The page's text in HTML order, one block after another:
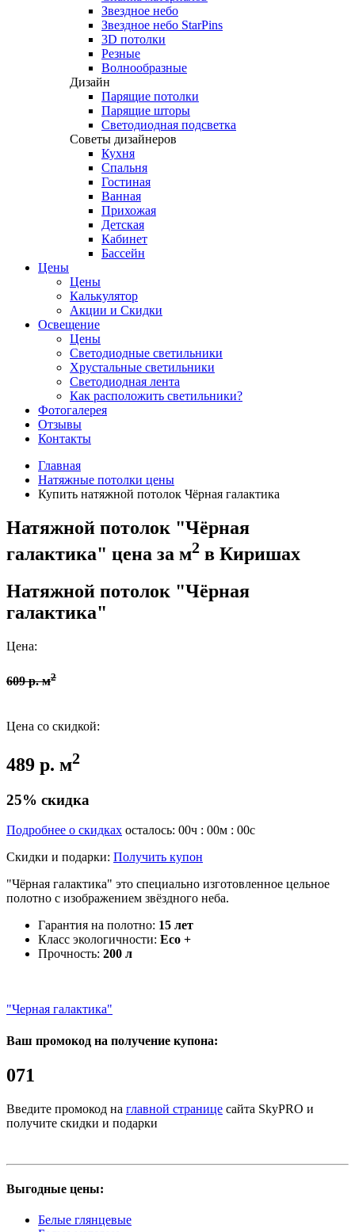
Звездное небо
Звездное небо StarPins
3D потолки
Резные
Волнообразные
Дизайн
Парящие потолки
Парящие шторы
Светодиодная подсветка
Советы дизайнеров
Кухня
Спальня
Гостиная
Ванная
Прихожая
Детская
Кабинет
Бассейн
Цены
Цены
Калькулятор
Акции и Скидки
Освещение
Цены
Светодиодные светильники
Хрустальные светильники
Светодиодная лента
Как расположить светильники?
Фотогалерея
Отзывы
Контакты
Главная
Натяжные потолки цены
Купить натяжной потолок Чёрная галактика
Натяжной потолок "Чёрная
галактика" цена за м2 в Киришах
Натяжной потолок "Чёрная
галактика"
Цена:
609 р. м2
Цена со скидкой:
489 р. м2
25% скидка
Подробнее о скидках осталось: 00ч : 00м : 00с
Скидки и подарки: Получить купон
"Чёрная галактика" это специально изготовленное цельное
полотно с изображением звёздного неба.
Гарантия на полотно: 15 лет
Класс экологичности: Eco +
Прочность: 200 л
"Черная галактика"
Ваш промокод на получение купона:
071
Введите промокод на главной странице сайта SkyPRO и
получите скидки и подарки
Выгодные цены:
Белые глянцевые